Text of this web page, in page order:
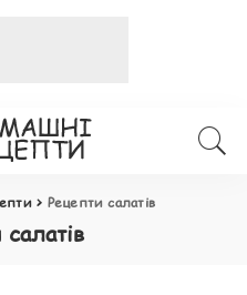
> Рецепти салатів